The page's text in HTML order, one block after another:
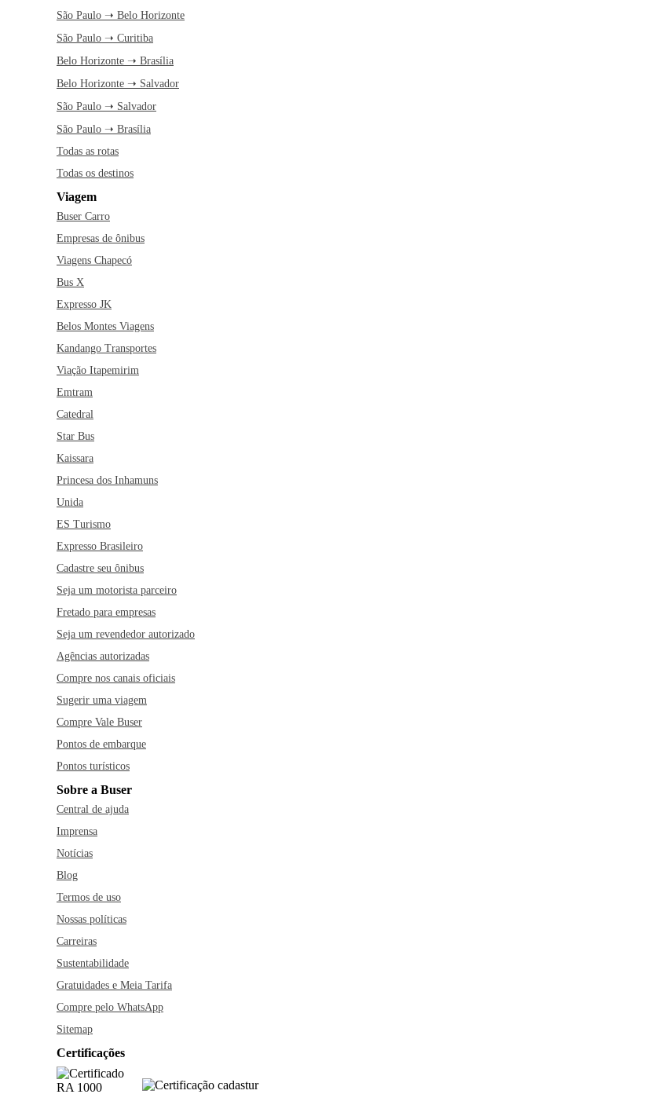
São Paulo ➝ Belo Horizonte
São Paulo ➝ Curitiba
Belo Horizonte ➝ Brasília
Belo Horizonte ➝ Salvador
São Paulo ➝ Salvador
São Paulo ➝ Brasília
Todas as rotas
Todas os destinos
Viagem
Buser Carro
Empresas de ônibus
Viagens Chapecó
Bus X
Expresso JK
Belos Montes Viagens
Kandango Transportes
Viação Itapemirim
Emtram
Catedral
Star Bus
Kaissara
Princesa dos Inhamuns
Unida
ES Turismo
Expresso Brasileiro
Cadastre seu ônibus
Seja um motorista parceiro
Fretado para empresas
Seja um revendedor autorizado
Agências autorizadas
Compre nos canais oficiais
Sugerir uma viagem
Compre Vale Buser
Pontos de embarque
Pontos turísticos
Sobre a Buser
Central de ajuda
Imprensa
Notícias
Blog
Termos de uso
Nossas políticas
Carreiras
Sustentabilidade
Gratuidades e Meia Tarifa
Compre pelo WhatsApp
Sitemap
Certificações